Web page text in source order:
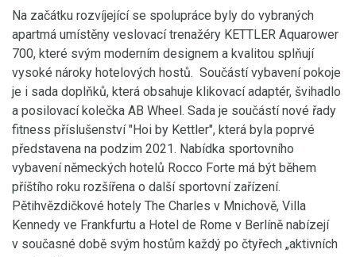
Na začátku rozvíjející se spolupráce byly do vybraných
apartmá umístěny veslovací trenažéry KETTLER Aquarower
700, které svým moderním designem a kvalitou splňují
vysoké nároky hotelových hostů. Součástí vybavení pokoje
je i sada doplňků, která obsahuje klikovací adaptér, švihadlo
a posilovací kolečka AB Wheel. Sada je součástí nové řady
fitness příslušenství "Hoi by Kettler", která byla poprvé
představena na podzim 2021. Nabídka sportovního
vybavení německých hotelů Rocco Forte má být během
příštího roku rozšířena o další sportovní zařízení.
Pětihvězdičkové hotely The Charles v Mnichově, Villa
Kennedy ve Frankfurtu a Hotel de Rome v Berlíně nabízejí
v současné době svým hostům každý po čtyřech „aktivních